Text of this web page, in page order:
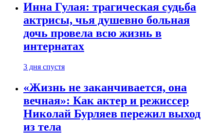
Инна Гулая: трагическая судьба
актрисы, чья душевно больная
дочь провела всю жизнь в
интернатах
3 дня спустя
«Жизнь не заканчивается, она
вечная»: Как актер и режиссер
Николай Бурляев пережил выход
из тела